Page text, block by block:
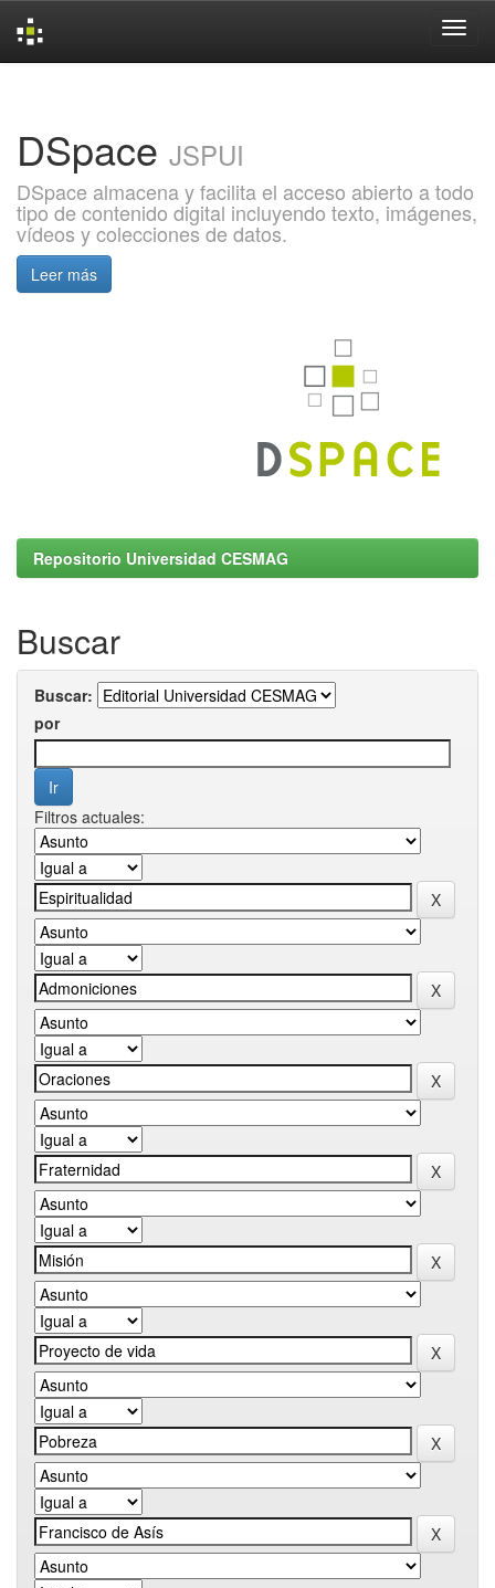
DSpace JSPUI
DSpace almacena y facilita el acceso abierto a todo
tipo de contenido digital incluyendo texto, imágenes,
vídeos y colecciones de datos.
Leer más
Repositorio Universidad CESMAG
Buscar
Buscar:
por
Filtros actuales: